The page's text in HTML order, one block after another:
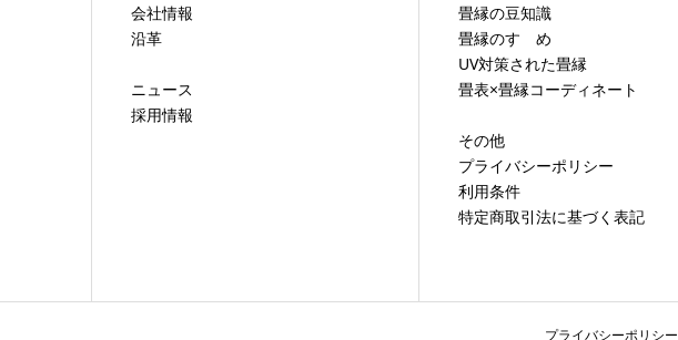
会社情報
沿革
ニュース
採用情報
畳縁の豆知識
畳縁のすゝめ
UV対策された畳縁
畳表×畳縁コーディネート
その他
プライバシーポリシー
利用条件
特定商取引法に基づく表記
プライバシーポリシー